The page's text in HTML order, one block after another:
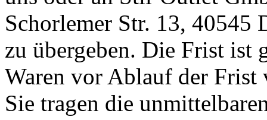
Schorlemer Str. 13, 40545
zu übergeben. Die Frist ist
Waren vor Ablauf der Frist
Sie tragen die